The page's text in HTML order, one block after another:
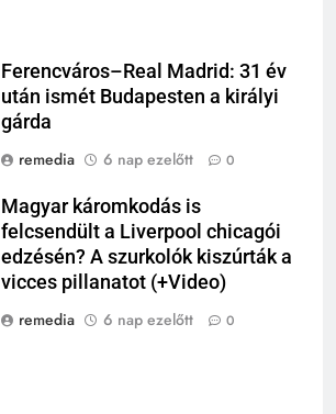
Ferencváros–Real Madrid: 31 év
után ismét Budapesten a királyi
gárda
remedia
6 nap ezelőtt 0
Magyar káromkodás is
felcsendült a Liverpool chicagói
edzésén? A szurkolók kiszúrták a
vicces pillanatot (+Video)
remedia
6 nap ezelőtt 0